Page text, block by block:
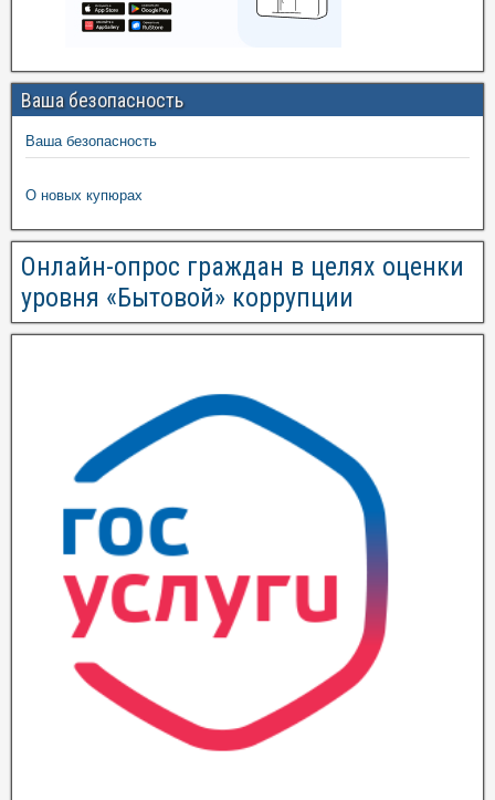
Ваша безопасность
Ваша безопасность
О новых купюрах
Онлайн-опрос граждан в целях оценки
уровня «Бытовой» коррупции